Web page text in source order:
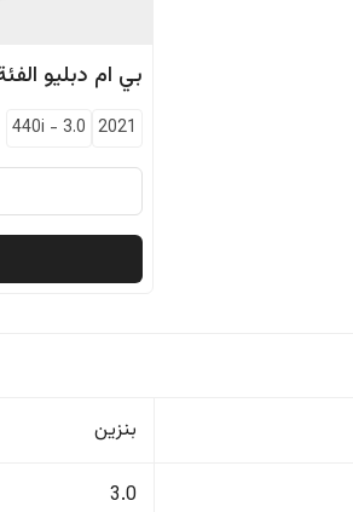
بي ام دبليو
2021
440i - 3.0
بنزين
3.0